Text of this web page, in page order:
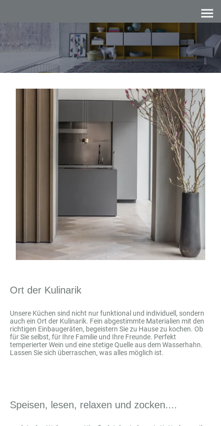
Ort der Kulinarik
Unsere Küchen sind nicht nur funktional und individuell, sondern
auch ein Ort der Kulinarik. Fein abgestimmte Materialien mit den
richtigen Einbaugeräten, begeistern Sie zu Hause zu kochen. Ob
für Sie selbst, für Ihre Familie und Ihre Freunde. Perfekt
temperierter Wein und eine stetige Quelle aus dem Wasserhahn.
Lassen Sie sich überraschen, was alles möglich ist.
Speisen, lesen, relaxen und zocken....